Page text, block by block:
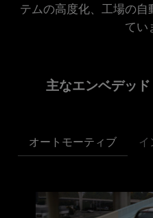
テムの高度化、工場の
てい
主なエンベデッ
オートモーティブ